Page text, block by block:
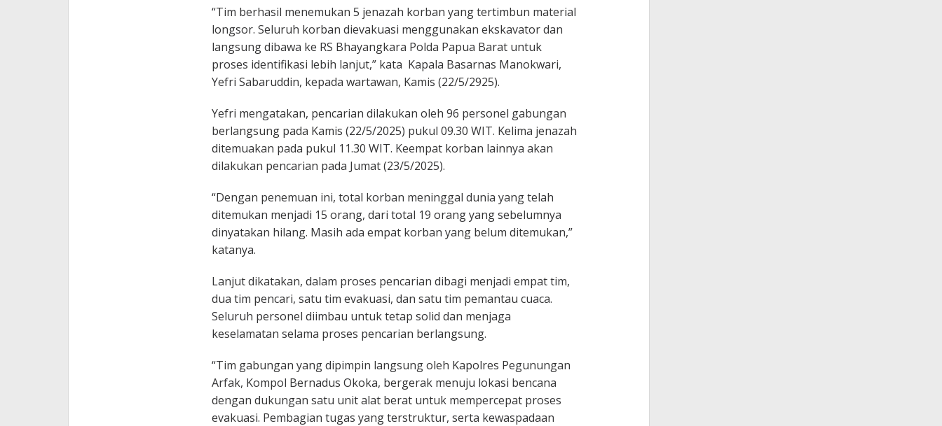
“Tim berhasil menemukan 5 jenazah korban yang tertimbun material
longsor. Seluruh korban dievakuasi menggunakan ekskavator dan
langsung dibawa ke RS Bhayangkara Polda Papua Barat untuk
proses identifikasi lebih lanjut,” kata Kapala Basarnas Manokwari,
Yefri Sabaruddin, kepada wartawan, Kamis (22/5/2925).
Yefri mengatakan, pencarian dilakukan oleh 96 personel gabungan
berlangsung pada Kamis (22/5/2025) pukul 09.30 WIT. Kelima jenazah
ditemuakan pada pukul 11.30 WIT. Keempat korban lainnya akan
dilakukan pencarian pada Jumat (23/5/2025).
“Dengan penemuan ini, total korban meninggal dunia yang telah
ditemukan menjadi 15 orang, dari total 19 orang yang sebelumnya
dinyatakan hilang. Masih ada empat korban yang belum ditemukan,”
katanya.
Lanjut dikatakan, dalam proses pencarian dibagi menjadi empat tim,
dua tim pencari, satu tim evakuasi, dan satu tim pemantau cuaca.
Seluruh personel diimbau untuk tetap solid dan menjaga
keselamatan selama proses pencarian berlangsung.
“Tim gabungan yang dipimpin langsung oleh Kapolres Pegunungan
Arfak, Kompol Bernadus Okoka, bergerak menuju lokasi bencana
dengan dukungan satu unit alat berat untuk mempercepat proses
evakuasi. Pembagian tugas yang terstruktur, serta kewaspadaan